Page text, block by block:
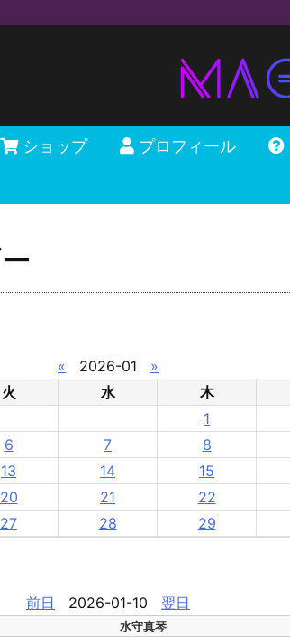
ショップ プロフィール
« 2026-01 »
火 水 木
1
6 7 8
13 14 15
20 21 22
27 28 29
前日 2026-01-10 翌日
水守真琴